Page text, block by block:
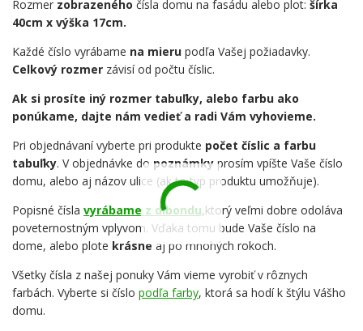
Rozmer zobrazeného čísla domu na fasádu alebo plot: šírka
40cm x výška 17cm.
Každé číslo vyrábame na mieru podľa Vašej požiadavky.
Celkový rozmer závisí od počtu číslic.
Ak si prosíte iný rozmer tabuľky, alebo farbu ako
ponúkame, dajte nám vedieť a radi Vám vyhovieme.
Pri objednávaní vyberte pri produkte počet číslic a farbu
tabuľky. V objednávke do poznámky prosím vpíšte Vaše číslo
domu, alebo aj názov ulice (ak to typ produktu umožňuje).
Popisné čísla vyrábame z dibondu,ktorý veľmi dobre odoláva
poveternostným vplyvom. Vďaka tomu bude Vaše číslo na
dome, alebo plote krásne aj po mnohých rokoch.
Všetky čísla z našej ponuky Vám vieme vyrobiť v rôznych
farbách. Vyberte si číslo podľa farby, ktorá sa hodí k štýlu Vášho
domu.